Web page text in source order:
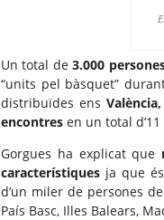
Un total de3.000
“units pel bàsquet”
distribuïdes ens
encontresen un total d’11
Gorgues ha explicat que
característiquesja que és
d’un miler de persones
País Basc, Illes Balears,